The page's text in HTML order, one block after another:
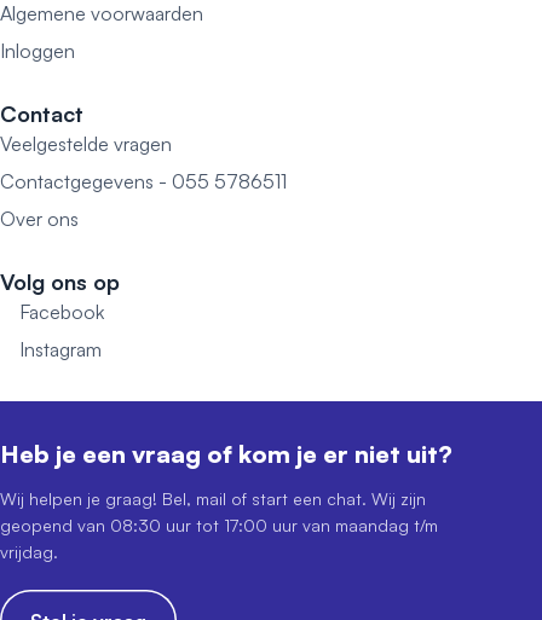
Algemene voorwaarden
Inloggen
Contact
Veelgestelde vragen
Contactgegevens - 055 5786511
Over ons
Volg ons op
Facebook
Instagram
Heb je een vraag of kom je er niet uit?
Wij helpen je graag! Bel, mail of start een chat. Wij zijn
geopend van 08:30 uur tot 17:00 uur van maandag t/m
vrijdag.